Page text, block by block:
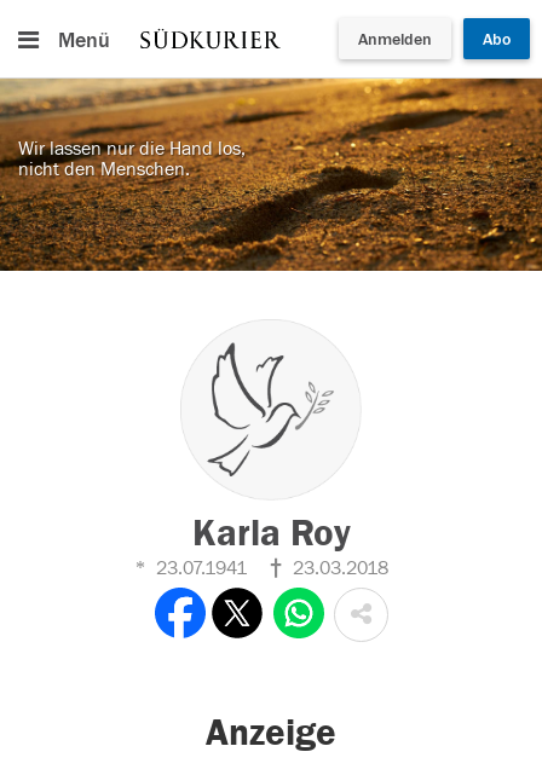
Menü Anmelden Abo
Wir lassen nur die Hand los,
nicht den Menschen.
Karla Roy
23.07.1941 23.03.2018
Anzeige